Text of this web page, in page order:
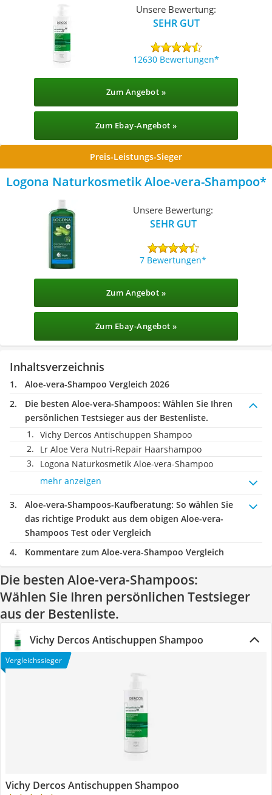
Unsere Bewertung:
SEHR GUT
12630 Bewertungen
Zum Angebot »
Zum Ebay-Angebot »
Preis-Leistungs-Sieger
Logona Naturkosmetik Aloe-vera-Shampoo
Unsere Bewertung:
SEHR GUT
7 Bewertungen
Zum Angebot »
Zum Ebay-Angebot »
Inhaltsverzeichnis
Aloe-vera-Shampoo Vergleich 2026
Die besten Aloe-vera-Shampoos: Wählen Sie Ihren
persönlichen Testsieger aus der Bestenliste.
Vichy Dercos Antischuppen Shampoo
‎Lr Aloe Vera Nutri-Repair Haarshampoo
Logona Naturkosmetik Aloe-vera-Shampoo
mehr anzeigen
Aloe-vera-Shampoos-Kaufberatung: So wählen Sie
das richtige Produkt aus dem obigen Aloe-vera-
Shampoos Test oder Vergleich
Kommentare zum Aloe-vera-Shampoo Vergleich
Die besten Aloe-vera-Shampoos:
Wählen Sie Ihren persönlichen Testsieger
aus der Bestenliste.
Vichy Dercos Antischuppen Shampoo
Vergleichssieger
Vichy Dercos Antischuppen Shampoo